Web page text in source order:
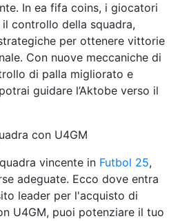
In ea fifa coins, i giocatori
controllo della squadra,
per ottenere vittorie
Con nuove meccaniche di
di palla migliorato e
guidare l’Aktobe verso il
con U4GM
vincente in Futbol 25,
adeguate. Ecco dove entra
leader per l'acquisto di
U4GM, puoi potenziare il tuo